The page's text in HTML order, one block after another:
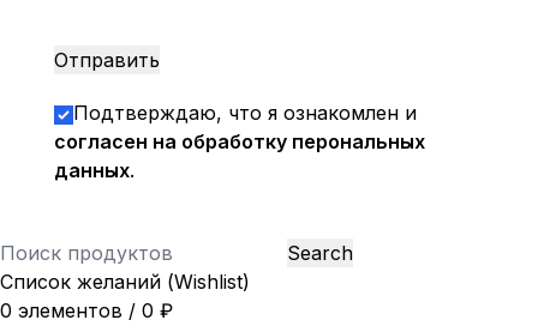
Подтверждаю, что я ознакомлен и
согласен на обработку перональных
данных.
Search
Список желаний (Wishlist)
0 элементов / 0 ₽